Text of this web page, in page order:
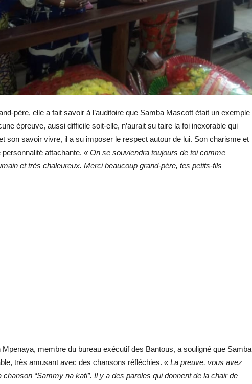
père, elle a fait savoir à l’auditoire que Samba Mascott était un exemple
épreuve, aussi difficile soit-elle, n’aurait su taire la foi inexorable qui
son savoir vivre, il a su imposer le respect autour de lui. Son charisme et
attachante. « On se souviendra toujours de toi comme
et très chaleureux. Merci beaucoup grand-père, tes petits-fils
Mpenaya, membre du bureau exécutif des Bantous, a souligné que Samba
très amusant avec des chansons réfléchies. « La preuve, vous avez
chanson “Sammy na kati”. Il y a des paroles qui donnent de la chair de